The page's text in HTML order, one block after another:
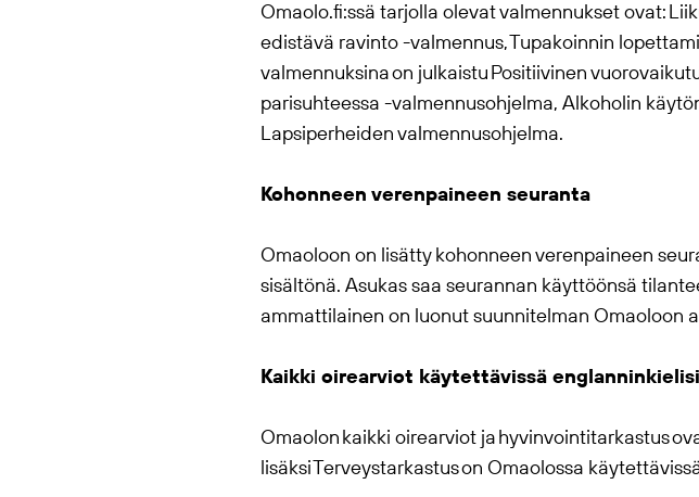
Omaolo.fi:ssä tarjolla olevat valmennukset ovat:
edistävä ravinto -valmennus, Tupakoinnin
valmennuksina on julkaistu Positiivinen
parisuhteessa -valmennusohjelma, Alkoholin
Lapsiperheiden valmennusohjelma.
Kohonneen verenpaineen seuranta
Omaoloon on lisätty kohonneen verenpaineen
sisältönä. Asukas saa seurannan käyttöönsä
ammattilainen on luonut suunnitelman Omaoloon
Kaikki oirearviot käytettävissä
Omaolon kaikki oirearviot ja hyvinvointitarkastus
lisäksi Terveystarkastus on Omaolossa